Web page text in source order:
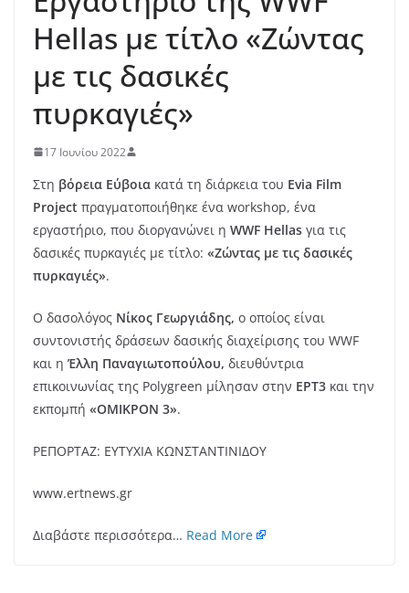
Hellas με τίτλο «Ζώντας
με τις δασικές
πυρκαγιές»
17 Ιουνίου 2022
Στη βόρεια Εύβοια κατά τη διάρκεια του Evia Film
Project πραγματοποιήθηκε ένα workshop, ένα
εργαστήριο, που διοργανώνει η WWF Hellas για τις
δασικές πυρκαγιές με τίτλο: «Ζώντας με τις δασικές
πυρκαγιές».
Ο δασολόγος Νίκος Γεωργιάδης, ο οποίος είναι
συντονιστής δράσεων δασικής διαχείρισης του WWF
και η Έλλη Παναγιωτοπούλου, διευθύντρια
επικοινωνίας της Polygreen μίλησαν στην ΕΡΤ3 και την
εκπομπή «ΟΜΙΚΡΟΝ 3».
ΡΕΠΟΡΤΑΖ: ΕΥΤΥΧΙΑ ΚΩΝΣΤΑΝΤΙΝΙΔΟΥ
www.ertnews.gr
Διαβάστε περισσότερα… Read More